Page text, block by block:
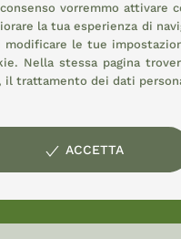
rurale:
vorremmo attivare
la tua esperienza di
modificare le tue
Nella stessa pagina
il trattamento dei dati
ACCETTA